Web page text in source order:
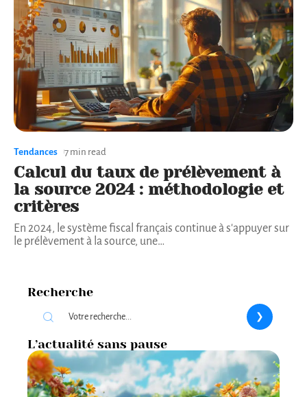
Tendances 7 min read
Calcul du taux de prélèvement à
la source 2024 : méthodologie et
critères
En 2024, le système fiscal français continue à s'appuyer sur
le prélèvement à la source, une…
Recherche
L’actualité sans pause